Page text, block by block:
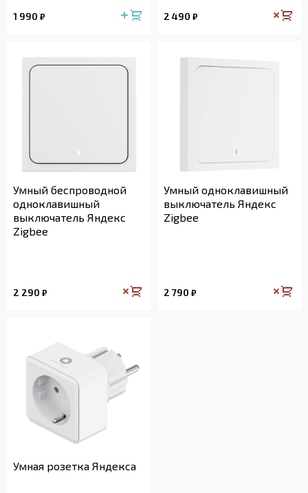
1 990 ₽ 2 490 ₽
Умный беспроводной
одноклавишный
выключатель Яндекс
Zigbee
2 290 ₽
Умный одноклавишный
выключатель Яндекс
Zigbee
2 790 ₽
Умная розетка Яндекса